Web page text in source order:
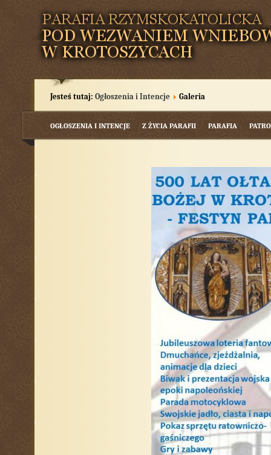
Jesteś tutaj: Ogłoszenia i Intencje Galeria
OGŁOSZENIA I INTENCJE Z ŻYCIA PARAFII PARAFIA